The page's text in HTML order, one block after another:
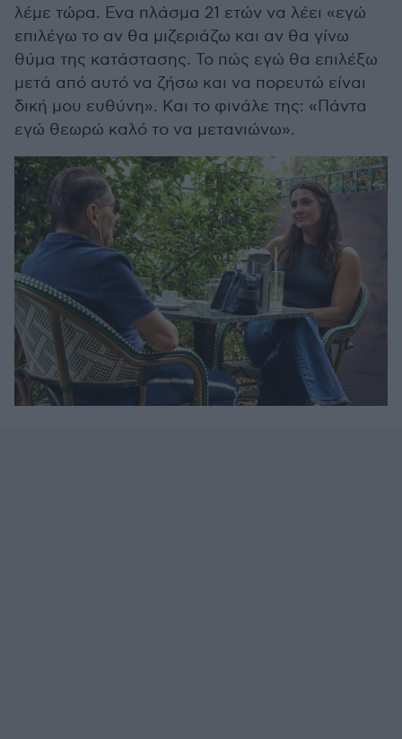
λέμε τώρα. Ενα πλάσμα 21 ετών να λέει «εγώ
επιλέγω το αν θα μιζεριάζω και αν θα γίνω
θύμα της κατάστασης. Το πώς εγώ θα επιλέξω
μετά από αυτό να ζήσω και να πορευτώ είναι
δική μου ευθύνη». Και το φινάλε της: «Πάντα
εγώ θεωρώ καλό το να μετανιώνω».